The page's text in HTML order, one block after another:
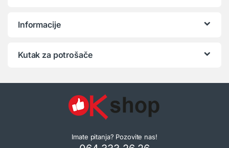
Informacije
Kutak za potrošače
Imate pitanja? Pozovite nas!